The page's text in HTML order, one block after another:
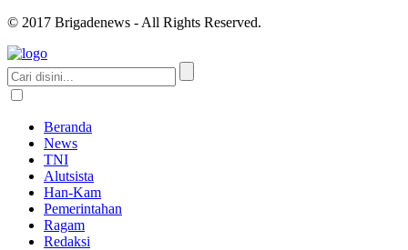
© 2017 Brigadenews - All Rights Reserved.
Beranda
News
TNI
Alutsista
Han-Kam
Pemerintahan
Ragam
Redaksi